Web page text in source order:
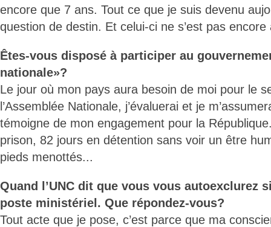
encore que 7 ans. Tout ce que je suis devenu
question de destin. Et celui-ci ne s’est pas encore
Êtes-vous disposé à participer au
nationale»?
Le jour où mon pays aura besoin de moi pour le
l’Assemblée Nationale, j’évaluerai et je
témoigne de mon engagement pour la
prison, 82 jours en détention sans voir un être
pieds menottés...
Quand l’UNC dit que vous vous autoexclurez
poste ministériel. Que répondez-vous?
Tout acte que je pose, c’est parce que ma